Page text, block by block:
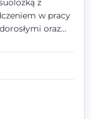
z
w pracy
oraz
zdrowia
życiowych i
w języku
na
klienta.